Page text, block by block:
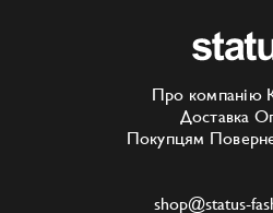
Про компанію
Доставка
Покупцям
shop@status-